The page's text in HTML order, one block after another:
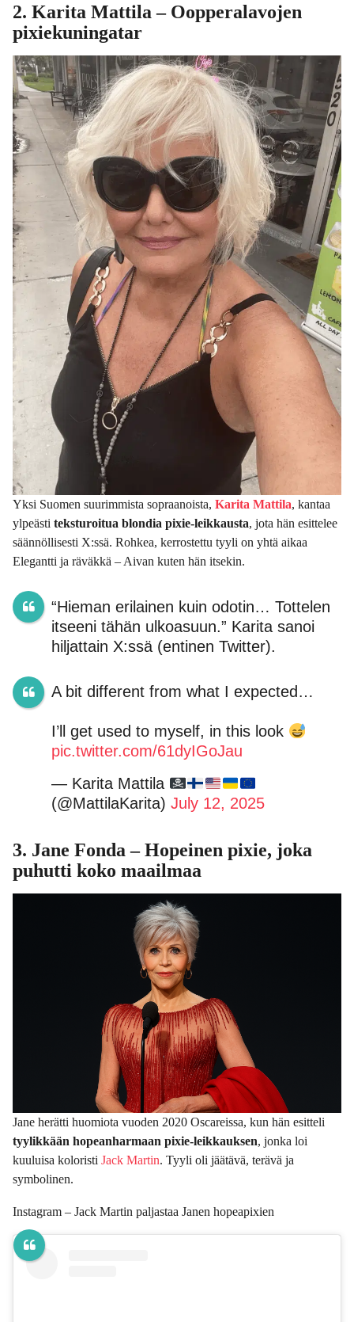
2. Karita Mattila – Oopperalavojen
pixiekuningatar
Yksi Suomen suurimmista sopraanoista, Karita Mattila, kantaa
ylpeästi teksturoitua blondia pixie-leikkausta, jota hän esittelee
säännöllisesti X:ssä. Rohkea, kerrostettu tyyli on yhtä aikaa
Elegantti ja räväkkä – Aivan kuten hän itsekin.
“Hieman erilainen kuin odotin… Tottelen
itseeni tähän ulkoasuun.” Karita sanoi
hiljattain X:ssä (entinen Twitter).
A bit different from what I expected…
I’ll get used to myself, in this look
pic.twitter.com/61dyIGoJau
— Karita Mattila
(@MattilaKarita) July 12, 2025
3. Jane Fonda – Hopeinen pixie, joka
puhutti koko maailmaa
Jane herätti huomiota vuoden 2020 Oscareissa, kun hän esitteli
tyylikkään hopeanharmaan pixie-leikkauksen, jonka loi
kuuluisa koloristi Jack Martin. Tyyli oli jäätävä, terävä ja
symbolinen.
Instagram – Jack Martin paljastaa Janen hopeapixien